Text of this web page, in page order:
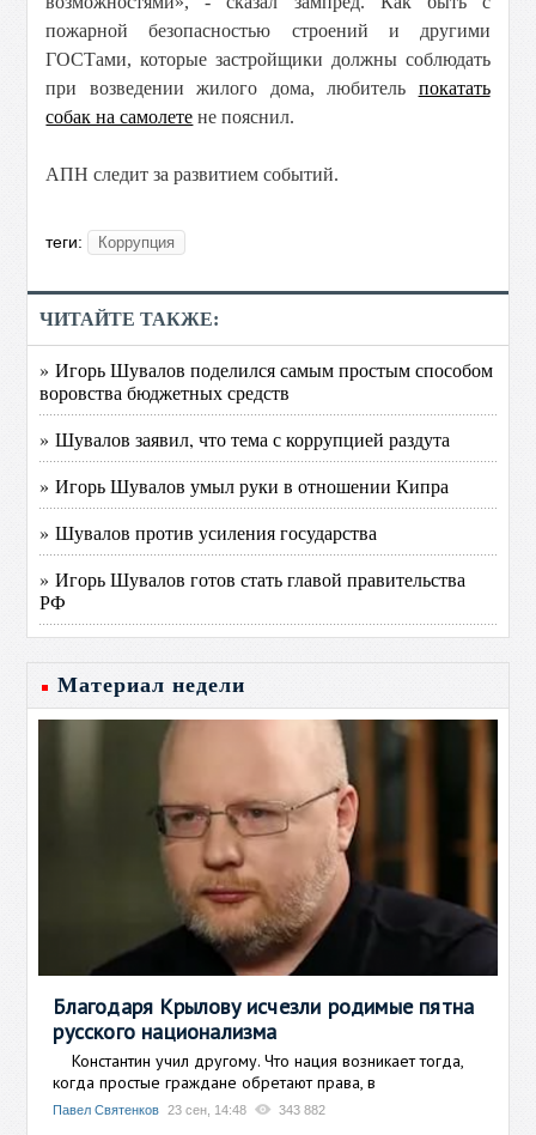
пожарной безопасностью строений и другими
ГОСТами, которые застройщики должны соблюдать
при возведении жилого дома, любитель покатать
собак на самолете не пояснил.
АПН следит за развитием событий.
теги: Коррупция
ЧИТАЙТЕ ТАКЖЕ:
» Игорь Шувалов поделился самым простым способом
воровства бюджетных средств
» Шувалов заявил, что тема с коррупцией раздута
» Игорь Шувалов умыл руки в отношении Кипра
» Шувалов против усиления государства
» Игорь Шувалов готов стать главой правительства
РФ
Материал недели
Благодаря Крылову исчезли родимые пятна
русского национализма
Константин учил другому. Что нация возникает тогда,
когда простые граждане обретают права, в
Павел Святенков 23 сен, 14:48 343 882